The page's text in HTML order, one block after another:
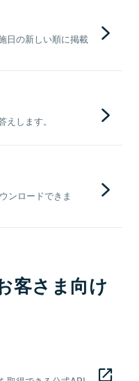
日の新しい順に掲載
します。
ンロードできま
客さま向け